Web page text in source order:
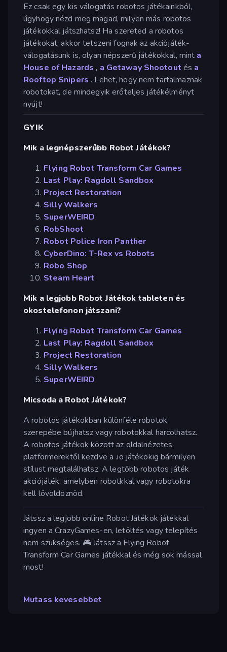
Ez csak egy kis válogatás robotos játékainkból,
úgyhogy nézd meg magad, milyen más robotos
játékokkal játszhatsz! Ha szereted a robotos
játékokat, akkor tetszeni fognak az akciójáték-
válogatásunk is, olyan népszerű játékokkal, mint a
House of Hazards , a Getaway Shootout és a
Rooftop Snipers . Lehet, hogy nem tartalmaznak
robotokat, de mindegyik erőteljes játékélményt
nyújt!
GYIK
Mik a legnépszerűbb Robot Játékok?
Flying Robot Transform Car Games
Last Play: Ragdoll Sandbox
Project Restoration
Silly Walkers
SuperWEIRD
RobShoot
Robot Police Iron Panther
CyberDino: T-Rex vs Robots
Robo Shop
Steam Heart
Mik a legjobb Robot Játékok tableten és
okostelefonon játszani?
Flying Robot Transform Car Games
Last Play: Ragdoll Sandbox
Project Restoration
Silly Walkers
SuperWEIRD
Micsoda a Robot Játékok?
A robotos játékokban különféle robotok
szerepébe bújhatsz vagy robotokkal harcolhatsz.
A robotos játékok között az oldalnézetes
platformerektől kezdve a .io játékokig bármilyen
stílust megtalálhatsz. A legtöbb robotos játék
akciójáték, amelyben robotkkal vagy robotokra
kell lövöldöznöd.
Játssz a legjobb online Robot Játékok játékkal
ingyen a CrazyGames-en, letöltés vagy telepítés
nem szükséges. 🎮 Játssz a Flying Robot
Transform Car Games játékkal és még sok mással
most!
Mutass kevesebbet